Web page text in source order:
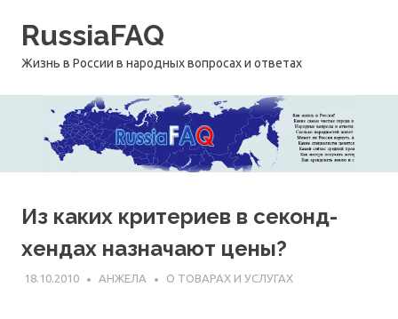
RussiaFAQ
Жизнь в России в народных вопросах и ответах
Из каких критериев в секонд-
хендах назначают цены?
18.10.2010 АНЖЕЛА О ТОВАРАХ И УСЛУГАХ